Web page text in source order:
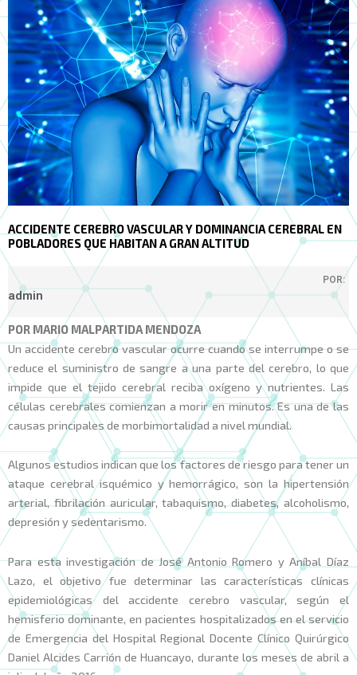
ACCIDENTE CEREBRO VASCULAR Y DOMINANCIA CEREBRAL EN
POBLADORES QUE HABITAN A GRAN ALTITUD
POR:
admin
POR MARIO MALPARTIDA MENDOZA
Un accidente cerebro vascular ocurre cuando se interrumpe o se
reduce el suministro de sangre a una parte del cerebro, lo que
impide que el tejido cerebral reciba oxígeno y nutrientes. Las
células cerebrales comienzan a morir en minutos. Es una de las
causas principales de morbimortalidad a nivel mundial.
Algunos estudios indican que los factores de riesgo para tener un
ataque cerebral isquémico y hemorrágico, son la hipertensión
arterial, fibrilación auricular, tabaquismo, diabetes, alcoholismo,
depresión y sedentarismo.
Para esta investigación de José Antonio Romero y Aníbal Díaz
Lazo, el objetivo fue determinar las características clínicas
epidemiológicas del accidente cerebro vascular, según el
hemisferio dominante, en pacientes hospitalizados en el servicio
de Emergencia del Hospital Regional Docente Clínico Quirúrgico
Daniel Alcides Carrión de Huancayo, durante los meses de abril a